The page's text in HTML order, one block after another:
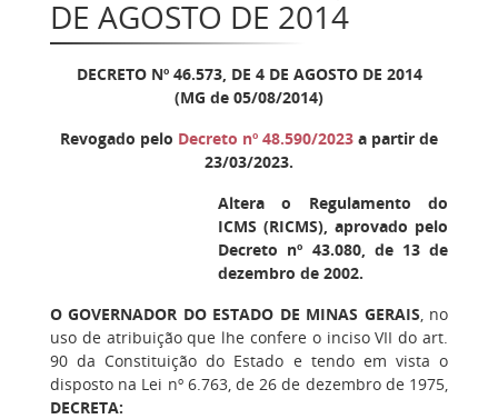
DE AGOSTO DE 2014
DECRETO Nº 46.573, DE 4 DE AGOSTO DE 2014
(MG de 05/08/2014)
Revogado pelo Decreto nº 48.590/2023 a partir de
23/03/2023.
Altera o Regulamento do
ICMS (RICMS), aprovado pelo
Decreto nº 43.080, de 13 de
dezembro de 2002.
O GOVERNADOR DO ESTADO DE MINAS GERAIS, no
uso de atribuição que lhe confere o inciso VII do art.
90 da Constituição do Estado e tendo em vista o
disposto na Lei nº 6.763, de 26 de dezembro de 1975,
DECRETA: